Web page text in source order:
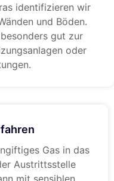
identifizieren wir
und Böden.
gut zur
oder
Gas in das
Austrittsstelle
mit sensiblen